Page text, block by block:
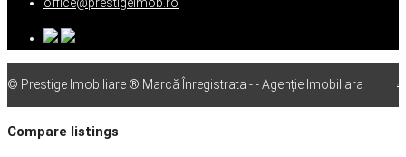
© Prestige Imobiliare ® Marcă Înregistrata - - Agenție Imobiliara
Compare listings